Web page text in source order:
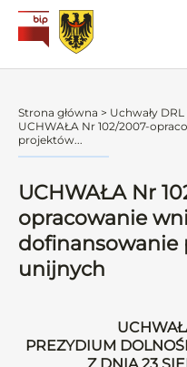
Strona główna > Uchwały
UCHWAŁA Nr 102/2007-
projektów...
UCHWAŁA Nr
opracowanie
dofinansowanie
unijnych
PREZYDIUM